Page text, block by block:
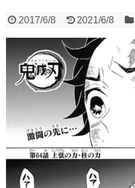
2017/6/8 2021/6/8